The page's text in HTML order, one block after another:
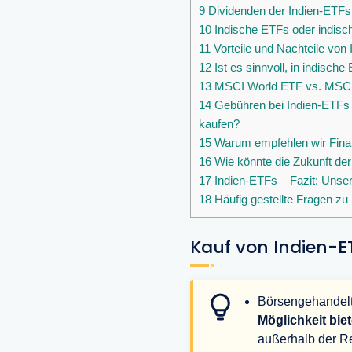
9 Dividenden der Indien-
10 Indische ETFs oder
11 Vorteile und Nachteile von
12 Ist es sinnvoll, in indische
13 MSCI World ETF vs.
14 Gebühren bei Indien-
kaufen?
15 Warum empfehlen wir
16 Wie könnte die Zukunft
17 Indien-ETFs – Fazit:
18 Häufig gestellte Fragen
Kauf von Indien-
Möglichkeit
außerhalb der